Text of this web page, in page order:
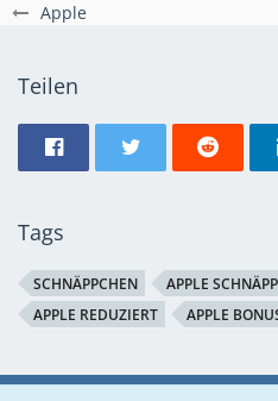
Apple
Teilen
Tags
SCHNÄPPCHEN APPLE
APPLE REDUZIERT
APPLE